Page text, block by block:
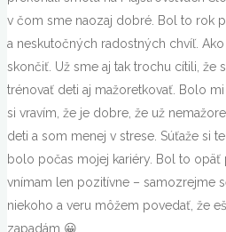
v čom sme naozaj dobré. Bol to rok
a neskutočných radostných chvíľ.
skončiť. Už sme aj tak trochu cítili, že
trénovať deti aj mažoretkovať. Bolo
si vravím, že je dobre, že už
deti a som menej v strese. Súťaže si
bolo počas mojej kariéry. Bol to
vnímam len pozitívne – samozrejme
niekoho a veru môžem povedať, že
zapadám 😀